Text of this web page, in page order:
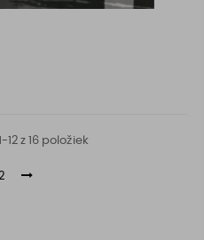
12 z 16 položiek